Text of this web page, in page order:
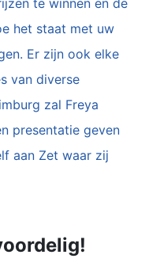
te winnen en de
het staat met uw
Er zijn ook elke
van diverse
zal Freya
presentatie geven
aan Zet waar zij